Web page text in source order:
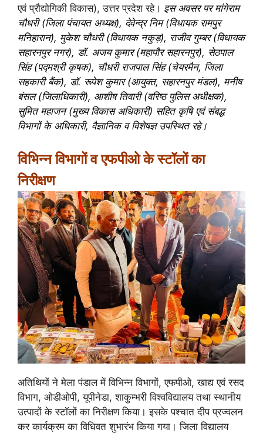
एवं प्रौद्योगिकी विकास), उत्तर प्रदेश रहे। इस अवसर पर मांगेराम
चौधरी (जिला पंचायत अध्यक्ष), देवेन्द्र निम (विधायक रामपुर
मनिहारान), मुकेश चौधरी (विधायक नकुड़), राजीव गुम्बर (विधायक
सहारनपुर नगर), डॉ. अजय कुमार (महापौर सहारनपुर), सेठपाल
सिंह (पद्मश्री कृषक), चौधरी राजपाल सिंह (चेयरमैन, जिला
सहकारी बैंक), डॉ. रूपेश कुमार (आयुक्त, सहारनपुर मंडल), मनीष
बंसल (जिलाधिकारी), आशीष तिवारी (वरिष्ठ पुलिस अधीक्षक),
सुमित महाजन (मुख्य विकास अधिकारी) सहित कृषि एवं संबद्ध
विभागों के अधिकारी, वैज्ञानिक व विशेषज्ञ उपस्थित रहे।
विभिन्न विभागों व एफपीओ के स्टॉलों का
निरीक्षण
अतिथियों ने मेला पंडाल में विभिन्न विभागों, एफपीओ, खाद्य एवं रसद
विभाग, ओडीओपी, यूपीनेडा, शाकुम्भरी विश्वविद्यालय तथा स्थानीय
उत्पादों के स्टॉलों का निरीक्षण किया। इसके पश्चात दीप प्रज्वलन
कर कार्यक्रम का विधिवत शुभारंभ किया गया। जिला विद्यालय